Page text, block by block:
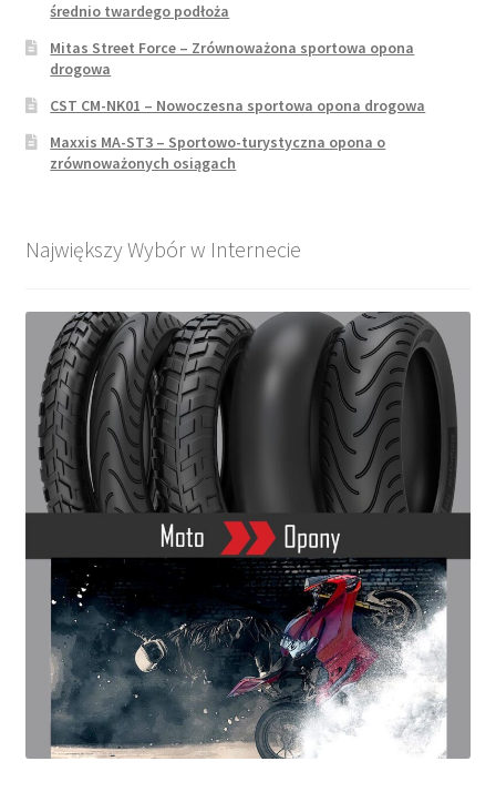
średnio twardego podłoża
Mitas Street Force – Zrównoważona sportowa opona
drogowa
CST CM-NK01 – Nowoczesna sportowa opona drogowa
Maxxis MA-ST3 – Sportowo-turystyczna opona o
zrównoważonych osiągach
Największy Wybór w Internecie